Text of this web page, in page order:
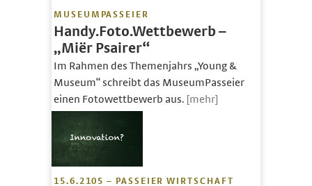
MUSEUMPASSEIER
Handy.Foto.Wettbewerb –
„Miër Psairer“
Im Rahmen des Themenjahrs „Young &
Museum“ schreibt das MuseumPasseier
einen Fotowettbewerb aus. [mehr]
15.6.2105 – PASSEIER WIRTSCHAFT